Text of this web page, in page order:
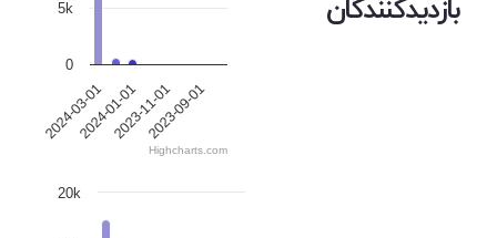
بازدیدکنندگان
2024-03-012024-01-012023-11-012023-09-01
0
5k
Highcharts.com
20k